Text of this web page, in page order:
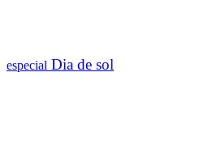
especial Dia de sol